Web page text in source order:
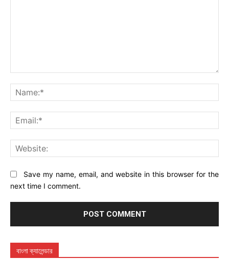
Save my name, email, and website in this browser for the
next time I comment.
বাংলা ক্যালেন্ডার